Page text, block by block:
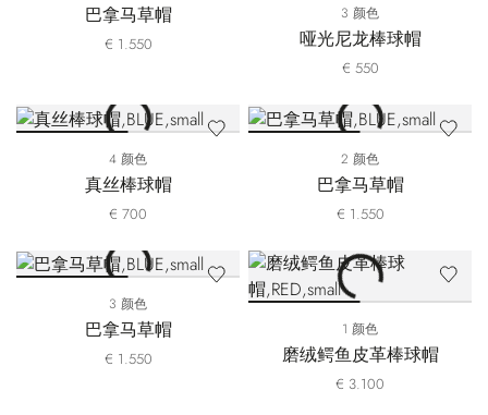
巴拿马草帽
€ 1.550
3 颜色
哑光尼龙棒球帽
€ 550
4 颜色
真丝棒球帽
€ 700
2 颜色
巴拿马草帽
€ 1.550
3 颜色
巴拿马草帽
€ 1.550
1 颜色
磨绒鳄鱼皮革棒球帽
€ 3.100